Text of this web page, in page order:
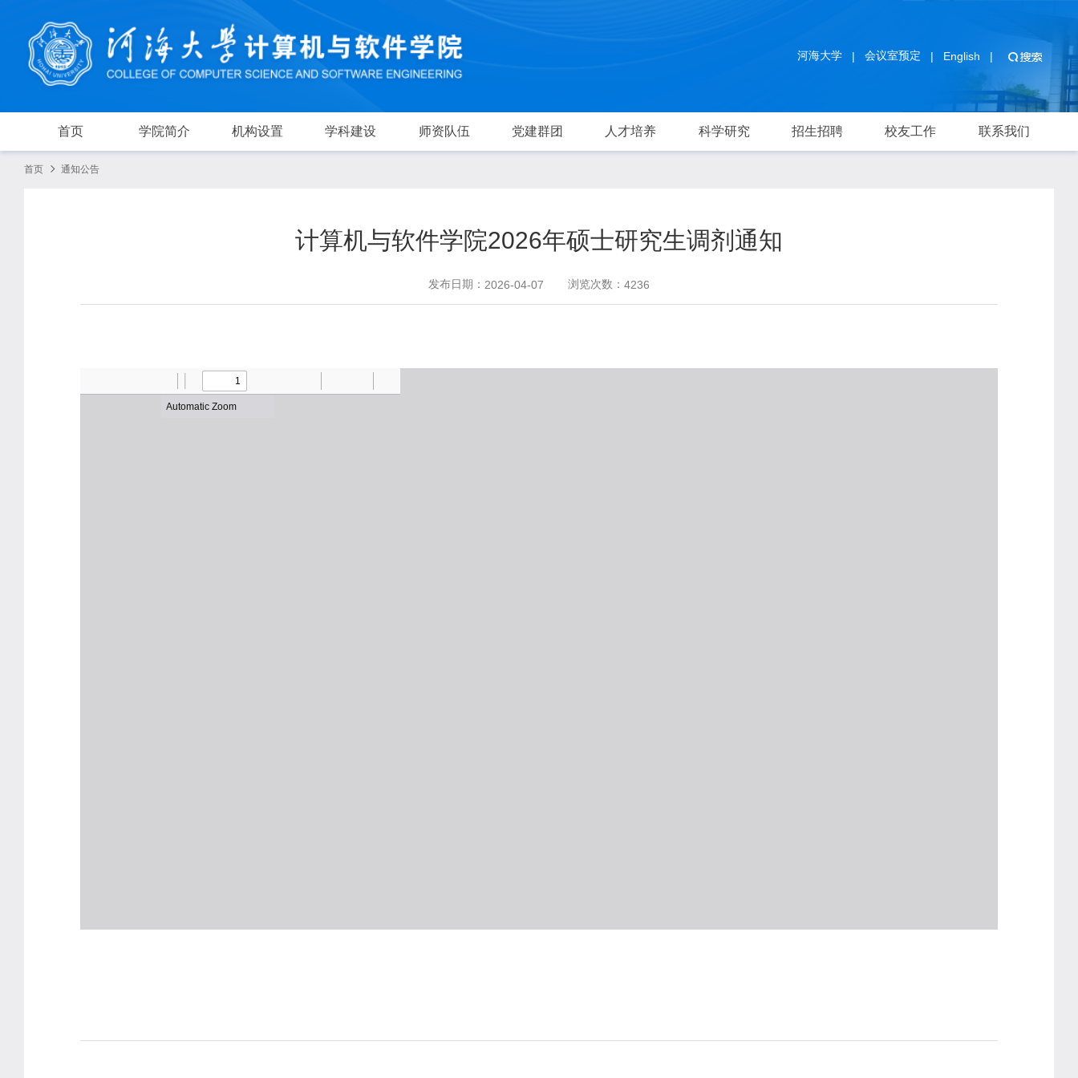
河海大学 | 会议室预定 | English |
首页 学院简介 机构设置 学科建设 师资队伍 党建群团 人才培养 科学研究 招生招聘 校友工作 联系我们
首页 通知公告
计算机与软件学院2026年硕士研究生调剂通知
发布日期： 2026-04-07 浏览次数： 4236